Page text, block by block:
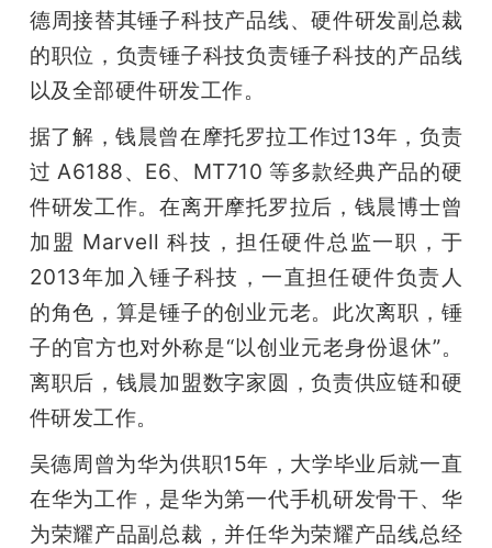
专
题
爱
搞
机
德周接替其锤子科技产品线、硬件研发副总裁
的职位，负责锤子科技负责锤子科技的产品线
以及全部硬件研发工作。
据了解，钱晨曾在摩托罗拉工作过13年，负责
过 A6188、E6、MT710 等多款经典产品的硬
件研发工作。在离开摩托罗拉后，钱晨博士曾
加盟 Marvell 科技，担任硬件总监一职，于
2013年加入锤子科技，一直担任硬件负责人
的角色，算是锤子的创业元老。此次离职，锤
子的官方也对外称是“以创业元老身份退休”。
离职后，钱晨加盟数字家圆，负责供应链和硬
件研发工作。
吴德周曾为华为供职15年，大学毕业后就一直
在华为工作，是华为第一代手机研发骨干、华
为荣耀产品副总裁，并任华为荣耀产品线总经